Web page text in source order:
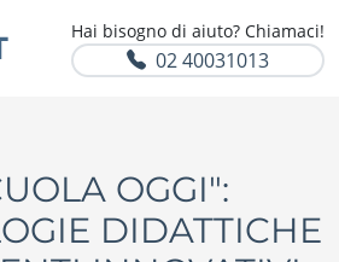
Hai bisogno di aiuto? Chiamaci!
02 40031013
OGGI":
DIDATTICHE